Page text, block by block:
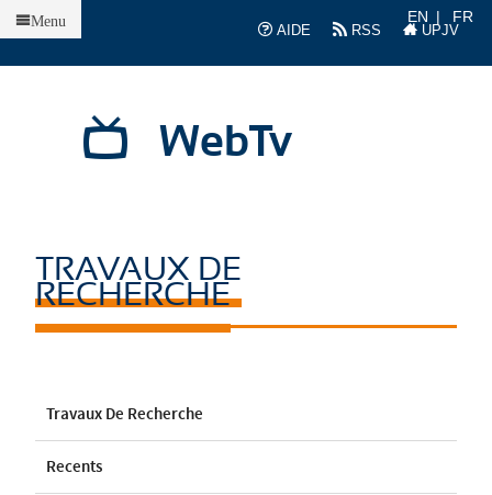
AIDE
RSS UPJV
EN FR
WebTv
Menu
TRAVAUX DE
RECHERCHE
Travaux De Recherche
Recents